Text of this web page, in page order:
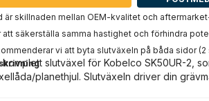
är skillnaden mellan OEM-kvalitet och
att säkerställa samma hastighet och förhindra
vi att byta slutväxeln på båda sidor (2
komplett slutväxel för Kobelco SK50UR-2,
planethjul. Slutväxeln driver din